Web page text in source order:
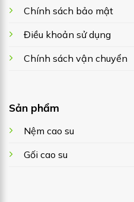
Chính sách bảo mật
Điều khoản sử dụng
Chính sách vận chuyển
Sản phẩm
Nệm cao su
Gối cao su